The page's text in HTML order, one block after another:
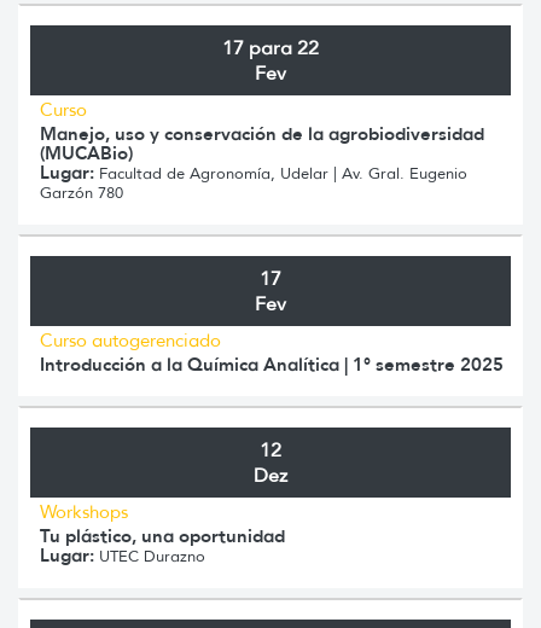
17 para 22
Fev
Curso
Manejo, uso y conservación de la agrobiodiversidad
(MUCABio)
Lugar: Facultad de Agronomía, Udelar | Av. Gral. Eugenio
Garzón 780
17
Fev
Curso autogerenciado
Introducción a la Química Analítica | 1° semestre 2025
12
Dez
Workshops
Tu plástico, una oportunidad
Lugar: UTEC Durazno